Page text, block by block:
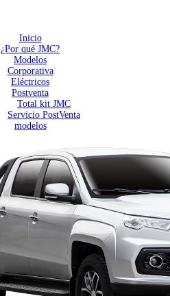
Inicio
¿Por qué JMC?
Modelos
Corporativa
Eléctricos
Postventa
Total kit JMC
Servicio PostVenta
modelos